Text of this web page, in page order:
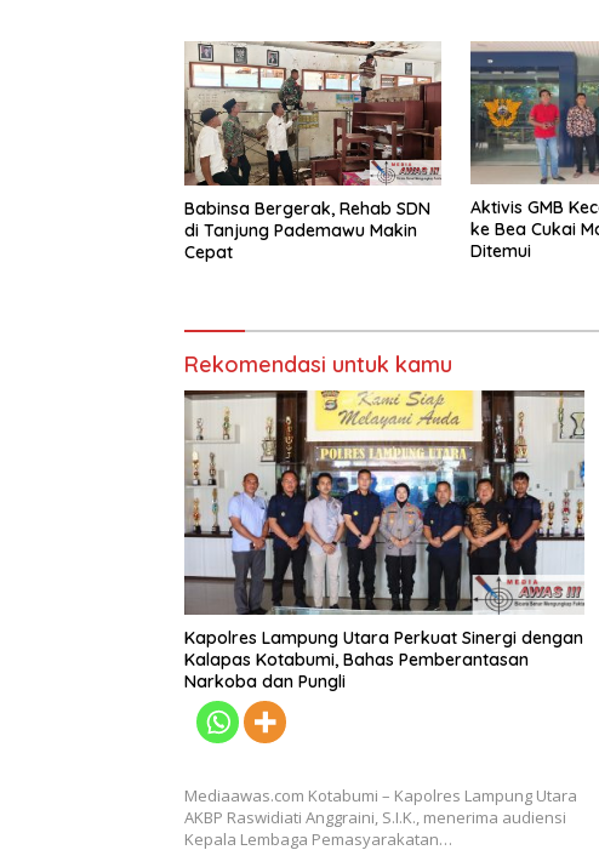
Babinsa Bergerak, Rehab SDN
di Tanjung Pademawu Makin
Cepat
Aktivis GMB
ke Bea Cukai
Ditemui
Rekomendasi untuk kamu
Kapolres Lampung Utara Perkuat Sinergi dengan
Kalapas Kotabumi, Bahas Pemberantasan
Narkoba dan Pungli
Mediaawas.com Kotabumi – Kapolres Lampung Utara
AKBP Raswidiati Anggraini, S.I.K., menerima audiensi
Kepala Lembaga Pemasyarakatan…